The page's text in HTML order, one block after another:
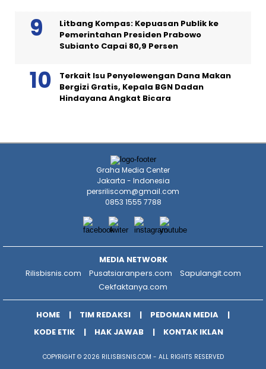
Litbang Kompas: Kepuasan Publik ke
Pemerintahan Presiden Prabowo
Subianto Capai 80,9 Persen
Terkait Isu Penyelewengan Dana Makan
Bergizi Gratis, Kepala BGN Dadan
Hindayana Angkat Bicara
Graha Media Center
Jakarta - Indonesia
persriliscom@gmail.com
0853 1555 7788
MEDIA NETWORK
Rilisbisnis.com
Pusatsiaranpers.com
Sapulangit.com
Cekfaktanya.com
HOME TIM REDAKSI
PEDOMAN MEDIA
KODE ETIK
HAK JAWAB KONTAK IKLAN
COPYRIGHT © 2026 RILISBISNIS.COM - ALL RIGHTS RESERVED